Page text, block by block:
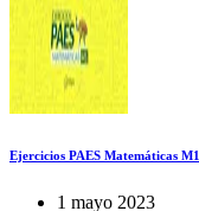
Ejercicios PAES Matemáticas M1
1 mayo 2023